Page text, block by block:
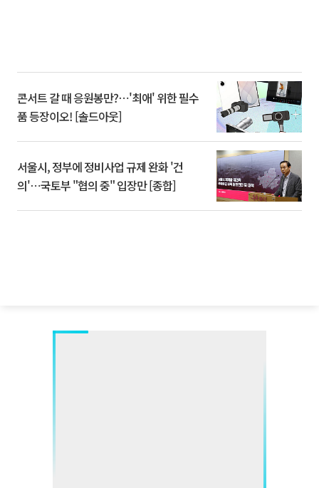
콘서트 갈 때 응원봉만?⋯'최애' 위한 필수
품 등장이오! [솔드아웃]
서울시, 정부에 정비사업 규제 완화 '건
의'⋯국토부 "협의 중" 입장만 [종합]